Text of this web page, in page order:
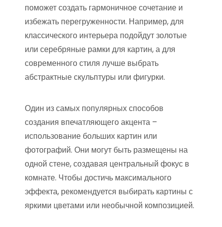
поможет создать гармоничное сочетание и
избежать перегруженности. Например, для
классического интерьера подойдут золотые
или серебряные рамки для картин, а для
современного стиля лучше выбрать
абстрактные скульптуры или фигурки.
Один из самых популярных способов
создания впечатляющего акцента –
использование больших картин или
фотографий. Они могут быть размещены на
одной стене, создавая центральный фокус в
комнате. Чтобы достичь максимального
эффекта, рекомендуется выбирать картины с
яркими цветами или необычной композицией.